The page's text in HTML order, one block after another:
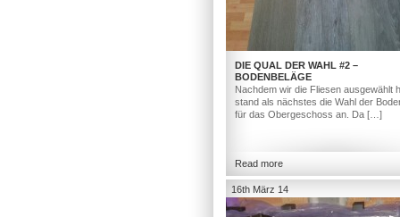
DIE QUAL DER WAHL #2 –
BODENBELÄGE
Nachdem wir die Fliesen ausgewählt
stand als nächstes die Wahl der
für das Obergeschoss an. Da […]
Read more
16th März 14